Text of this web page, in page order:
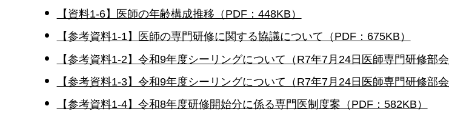
【資料1-6】医師の年齢構成推移（PDF：448KB）
【参考資料1-1】医師の専門研修に関する協議について（PDF：675KB）
【参考資料1-2】令和9年度シーリングについて（R7年7月24日医師専門研修部
【参考資料1-3】令和9年度シーリングについて（R7年7月24日医師専門研修部
【参考資料1-4】令和8年度研修開始分に係る専門医制度案（PDF：582KB）